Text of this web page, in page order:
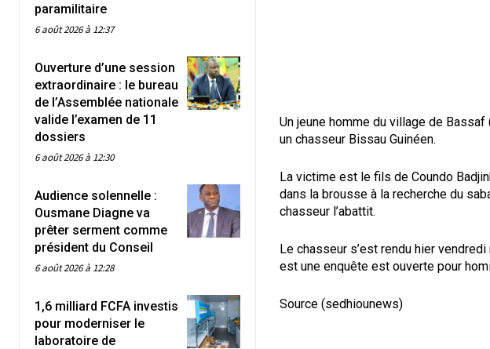
paramilitaire
6 août 2026 à 12:37
Ouverture d’une session
extraordinaire : le bureau
de l’Assemblée nationale
valide l’examen de 11
dossiers
6 août 2026 à 12:30
Audience solennelle :
Ousmane Diagne va
prêter serment comme
président du Conseil
6 août 2026 à 12:28
1,6 milliard FCFA investis
pour moderniser le
laboratoire de
Un jeune homme du village de
un chasseur Bissau Guinéen.
La victime est le fils de Coundo
dans la brousse à la recherche du
chasseur l’abattit.
Le chasseur s’est rendu hier
est une enquête est ouverte pour
Source (sedhiounews)